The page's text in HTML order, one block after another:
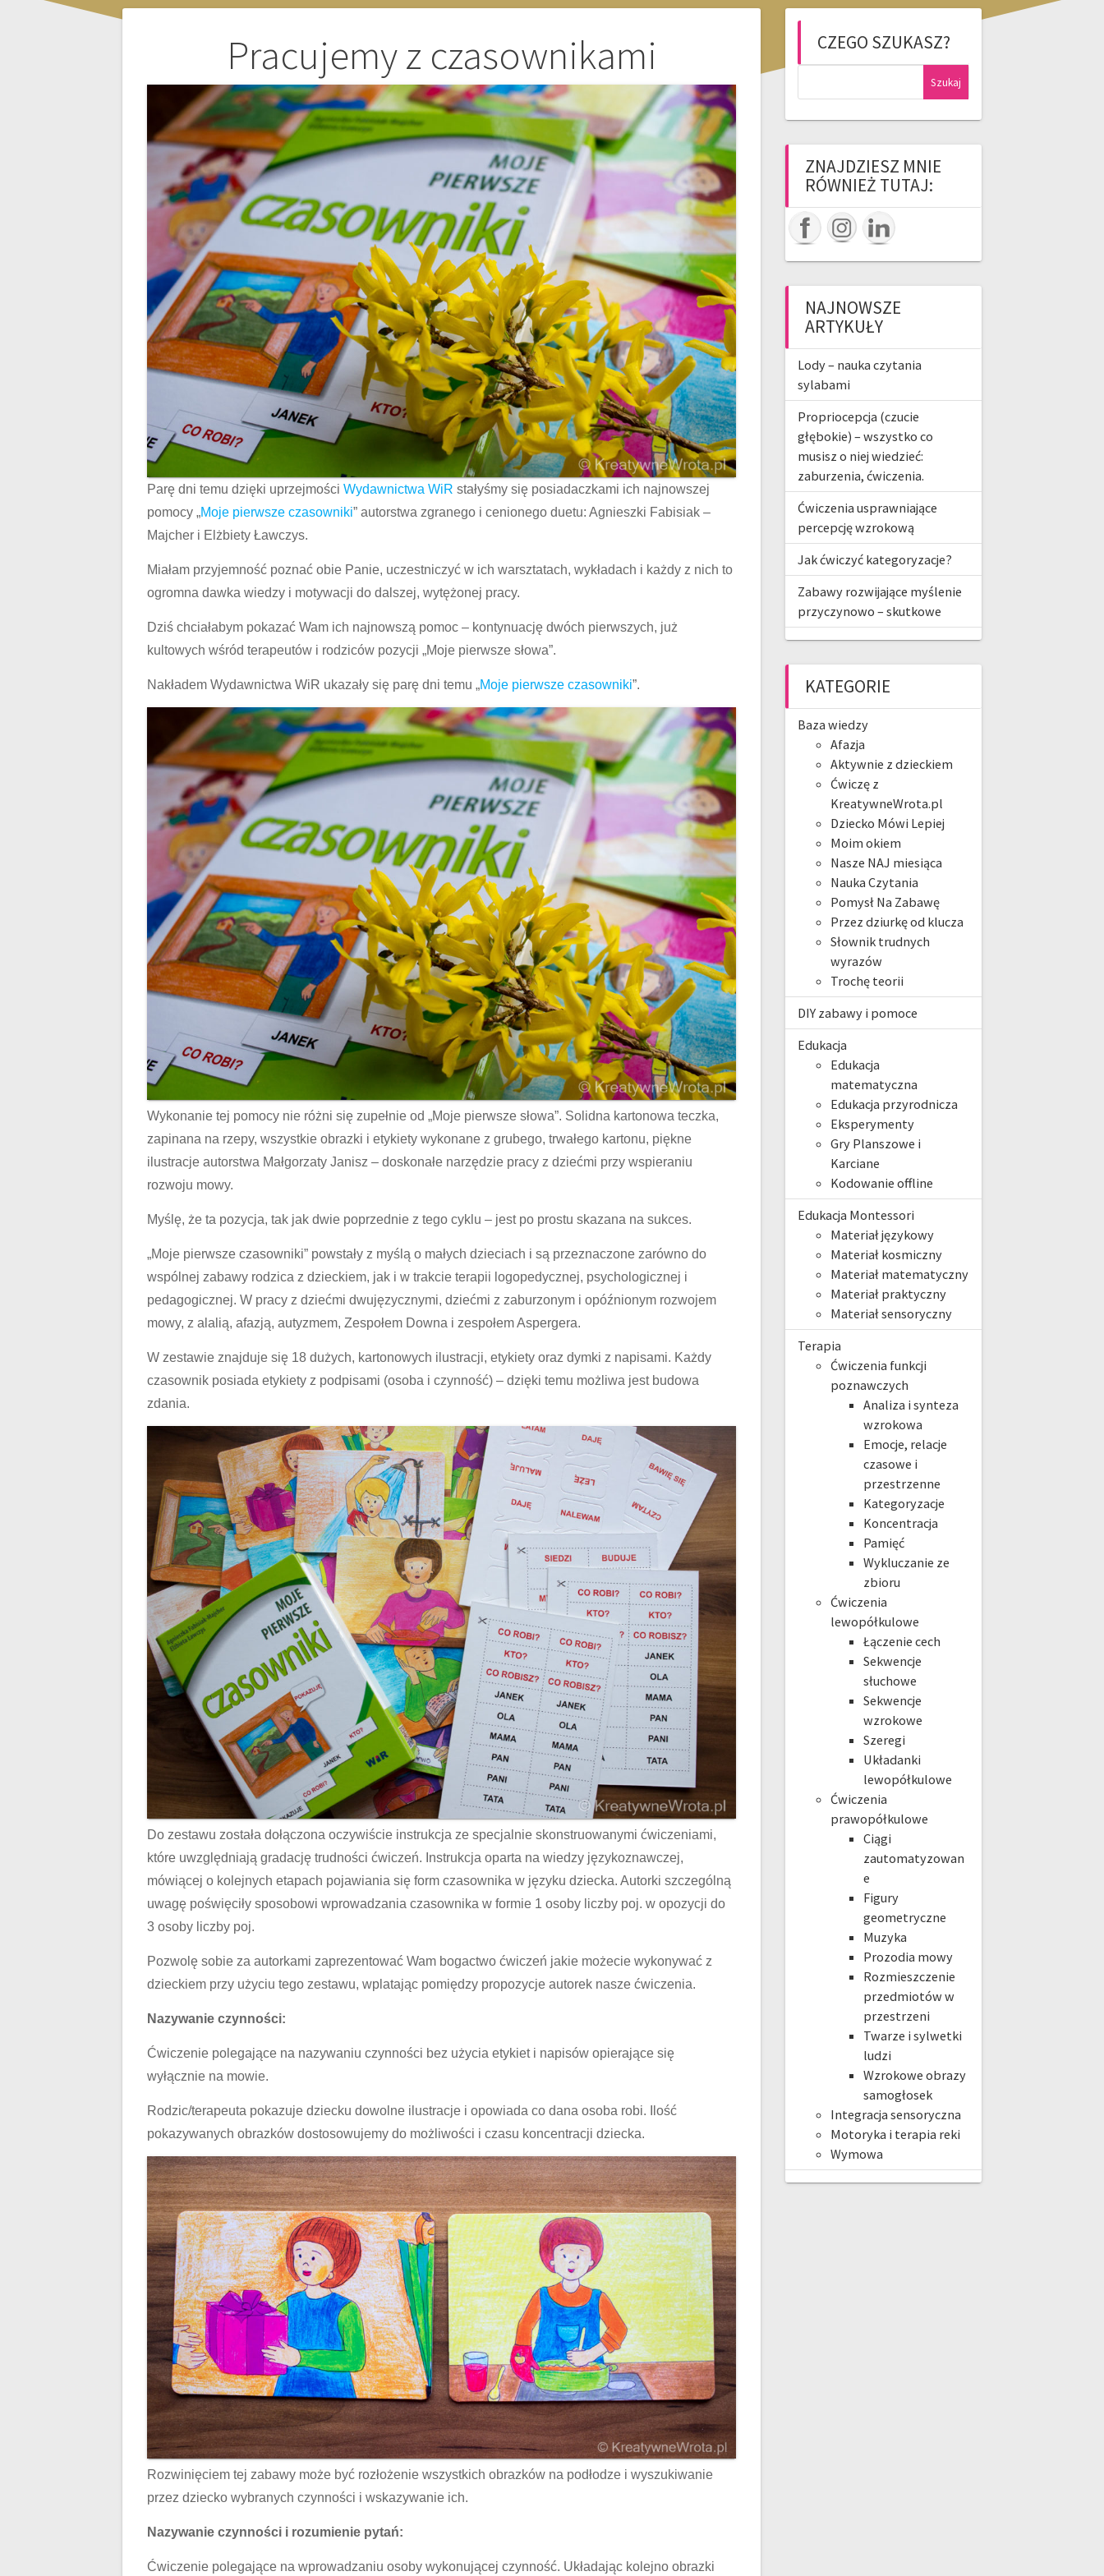
Pracujemy z czasownikami
Parę dni temu dzięki uprzejmościWydawnictwa WiR stałyśmy się posiadaczkami ich najnowszej
pomocy „Moje pierwsze czasowniki” autorstwa zgranego i cenionego duetu: Agnieszki Fabisiak –
Majcher i Elżbiety Ławczys.
Miałam przyjemność poznać obie Panie, uczestniczyć w ich warsztatach, wykładach i każdy z nich to
ogromna dawka wiedzy i motywacji do dalszej, wytężonej pracy.
Dziś chciałabym pokazać Wam ich najnowszą pomoc – kontynuację dwóch pierwszych, już
kultowych wśród terapeutów i rodziców pozycji „Moje pierwsze słowa”.
Nakładem Wydawnictwa WiR ukazały się parę dni temu „Moje pierwsze czasowniki”.
Wykonanie tej pomocy nie różni się zupełnie od „Moje pierwsze słowa”. Solidna kartonowa teczka,
zapinana na rzepy, wszystkie obrazki i etykiety wykonane z grubego, trwałego kartonu, piękne
ilustracje autorstwa Małgorzaty Janisz – doskonałe narzędzie pracy z dziećmi przy wspieraniu
rozwoju mowy.
Myślę, że ta pozycja, tak jak dwie poprzednie z tego cyklu – jest po prostu skazana na sukces.
„Moje pierwsze czasowniki” powstały z myślą o małych dzieciach i są przeznaczone zarówno do
wspólnej zabawy rodzica z dzieckiem, jak i w trakcie terapii logopedycznej, psychologicznej i
pedagogicznej. W pracy z dziećmi dwujęzycznymi, dziećmi z zaburzonym i opóźnionym rozwojem
mowy, z alalią, afazją, autyzmem, Zespołem Downa i zespołem Aspergera.
W zestawie znajduje się 18 dużych, kartonowych ilustracji, etykiety oraz dymki z napisami. Każdy
czasownik posiada etykiety z podpisami (osoba i czynność) – dzięki temu możliwa jest budowa
zdania.
Do zestawu została dołączona oczywiście instrukcja ze specjalnie skonstruowanymi ćwiczeniami,
które uwzględniają gradację trudności ćwiczeń. Instrukcja oparta na wiedzy językoznawczej,
mówiącej o kolejnych etapach pojawiania się form czasownika w języku dziecka. Autorki szczególną
uwagę poświęciły sposobowi wprowadzania czasownika w formie 1 osoby liczby poj. w opozycji do
3 osoby liczby poj.
Pozwolę sobie za autorkami zaprezentować Wam bogactwo ćwiczeń jakie możecie wykonywać z
dzieckiem przy użyciu tego zestawu, wplatając pomiędzy propozycje autorek nasze ćwiczenia.
Nazywanie czynności:
Ćwiczenie polegające na nazywaniu czynności bez użycia etykiet i napisów opierające się
wyłącznie na mowie.
Rodzic/terapeuta pokazuje dziecku dowolne ilustracje i opowiada co dana osoba robi. Ilość
pokazywanych obrazków dostosowujemy do możliwości i czasu koncentracji dziecka.
Rozwinięciem tej zabawy może być rozłożenie wszystkich obrazków na podłodze i wyszukiwanie
przez dziecko wybranych czynności i wskazywanie ich.
Nazywanie czynności i rozumienie pytań:
Ćwiczenie polegające na wprowadzaniu osoby wykonującej czynność. Układając kolejno obrazki
Nawigacja
wpisu
CZEGO SZUKASZ?
ZNAJDZIESZ MNIE
RÓWNIEŻ TUTAJ:
NAJNOWSZE
ARTYKUŁY
Lody – nauka czytania
sylabami
Propriocepcja (czucie
głębokie) – wszystko co
musisz o niej wiedzieć:
zaburzenia, ćwiczenia.
Ćwiczenia usprawniające
percepcję wzrokową
Jak ćwiczyć kategoryzacje?
Zabawy rozwijające myślenie
przyczynowo – skutkowe
KATEGORIE
Baza wiedzy
Afazja
Aktywnie z dzieckiem
Ćwiczę z
KreatywneWrota.pl
Dziecko Mówi Lepiej
Moim okiem
Nasze NAJ miesiąca
Nauka Czytania
Pomysł Na Zabawę
Przez dziurkę od klucza
Słownik trudnych
wyrazów
Trochę teorii
DIY zabawy i pomoce
Edukacja
Edukacja
matematyczna
Edukacja przyrodnicza
Eksperymenty
Gry Planszowe i
Karciane
Kodowanie offline
Edukacja Montessori
Materiał językowy
Materiał kosmiczny
Materiał matematyczny
Materiał praktyczny
Materiał sensoryczny
Terapia
Ćwiczenia funkcji
poznawczych
Analiza i synteza
wzrokowa
Emocje, relacje
czasowe i
przestrzenne
Kategoryzacje
Koncentracja
Pamięć
Wykluczanie ze
zbioru
Ćwiczenia
lewopółkulowe
Łączenie cech
Sekwencje
słuchowe
Sekwencje
wzrokowe
Szeregi
Układanki
lewopółkulowe
Ćwiczenia
prawopółkulowe
Ciągi
zautomatyzowan
e
Figury
geometryczne
Muzyka
Prozodia mowy
Rozmieszczenie
przedmiotów w
przestrzeni
Twarze i sylwetki
ludzi
Wzrokowe obrazy
samogłosek
Integracja sensoryczna
Motoryka i terapia reki
Wymowa